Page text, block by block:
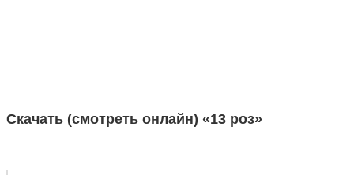
Скачать (смотреть онлайн) «13 роз»